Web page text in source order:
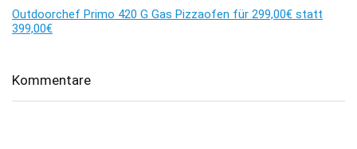
Outdoorchef Primo 420 G Gas Pizzaofen für 299,00€ statt
399,00€
Kommentare